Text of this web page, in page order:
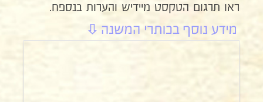
ראו תרגום הטקסט מיידיש והערות בנספח.